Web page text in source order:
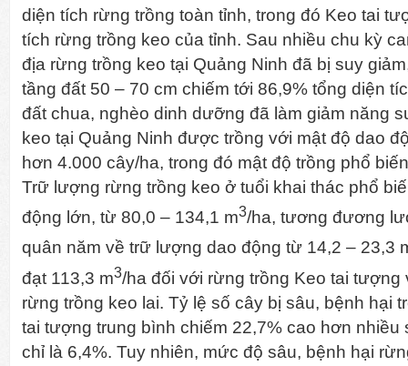
diện tích rừng trồng toàn tỉnh, trong đó Keo tai
tích rừng trồng keo của tỉnh. Sau nhiều chu kỳ
địa rừng trồng keo tại Quảng Ninh đã bị suy
tầng đất 50 – 70 cm chiếm tới 86,9% tổng diện
đất chua, nghèo dinh dưỡng đã làm giảm năng
keo tại Quảng Ninh được trồng với mật độ dao
hơn 4.000 cây/ha, trong đó mật độ trồng phổ
Trữ lượng rừng trồng keo ở tuổi khai thác phổ
động lớn, từ 80,0 – 134,1 m3/ha, tương đương
quân năm về trữ lượng dao động từ 14,2 – 23,3
đạt 113,3 m3/ha đối với rừng trồng Keo tai tượng
rừng trồng keo lai. Tỷ lệ số cây bị sâu, bệnh hại
tai tượng trung bình chiếm 22,7% cao hơn nhiều
chỉ là 6,4%. Tuy nhiên, mức độ sâu, bệnh hại